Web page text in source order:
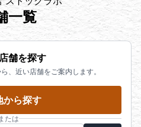
一覧
舗を探す
、近い店舗をご案内します。
から探す
たは